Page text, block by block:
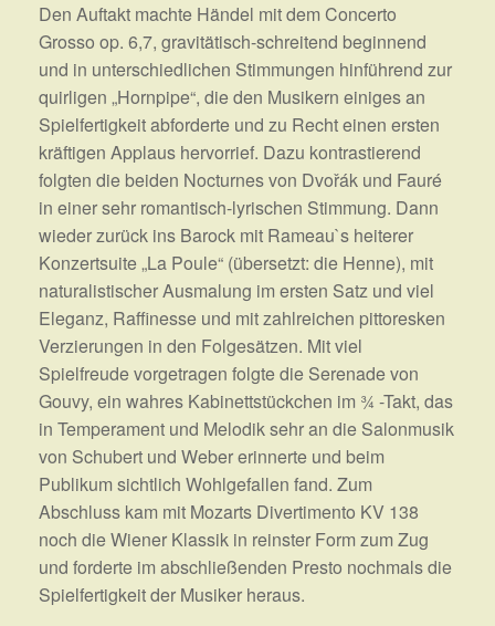
Den Auftakt machte Händel mit dem Concerto
Grosso op. 6,7, gravitätisch-schreitend beginnend
und in unterschiedlichen Stimmungen hinführend zur
quirligen „Hornpipe“, die den Musikern einiges an
Spielfertigkeit abforderte und zu Recht einen ersten
kräftigen Applaus hervorrief. Dazu kontrastierend
folgten die beiden Nocturnes von Dvořák und Fauré
in einer sehr romantisch-lyrischen Stimmung. Dann
wieder zurück ins Barock mit Rameau`s heiterer
Konzertsuite „La Poule“ (übersetzt: die Henne), mit
naturalistischer Ausmalung im ersten Satz und viel
Eleganz, Raffinesse und mit zahlreichen pittoresken
Verzierungen in den Folgesätzen. Mit viel
Spielfreude vorgetragen folgte die Serenade von
Gouvy, ein wahres Kabinettstückchen im ¾ -Takt, das
in Temperament und Melodik sehr an die Salonmusik
von Schubert und Weber erinnerte und beim
Publikum sichtlich Wohlgefallen fand. Zum
Abschluss kam mit Mozarts Divertimento KV 138
noch die Wiener Klassik in reinster Form zum Zug
und forderte im abschließenden Presto nochmals die
Spielfertigkeit der Musiker heraus.